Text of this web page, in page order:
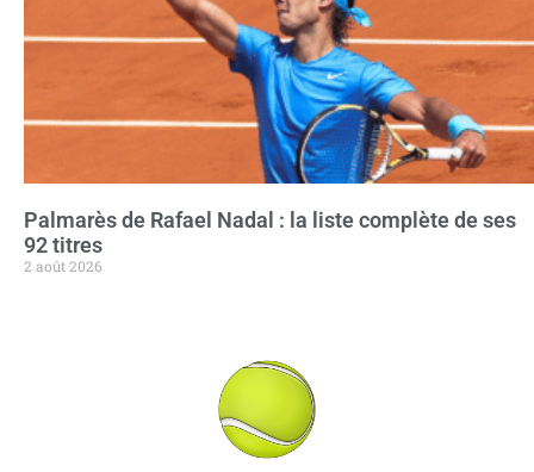
Palmarès de Rafael Nadal : la liste complète de ses
92 titres
2 août 2026